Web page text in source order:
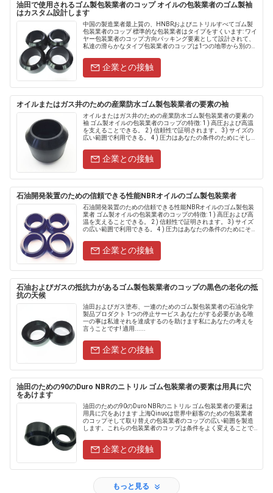
油田で使用されるゴム製包装業者のコップ オイルの包装業者のゴム製袖
はカスタム設計します
中国の製造業者最上質の、HNBRおよびニトリルすべてゴム製
包装業者のコップ 標準的な包装業者はタイプをすくいます: ワイ
ヤー包装業者のコップ:方向パッキング要素として設計されて、
私達の滑らかなタイプ包装業者のコップは1つの地帯から別のも
す。そ.....
企業との接触
オイルまたはガス井のための産業防水ゴム製包装業者の要素の袖
オイルまたはガス井のための産業防水ゴム製包装業者の要素の
袖 ゴム製オイルの包装業者のコップの特徴: 1 ) 高圧および高温
を支えることできる。 2 ) 信頼性で証明されます。 3) サイズの
広い範囲で利用できる。 4 ) 圧力はあなたの条件のためにそして
企業との接触
石油開発装置のための信頼できる性能NBRオイルのゴム製包装業者
石油開発装置のための信頼できる性能NBRオイルのゴム製包装
業者 ゴム製オイルの包装業者のコップの特徴: 1 ) 高圧および高
温を支えることできる。 2 ) 信頼性で証明されます。 3) サイズ
の広い範囲で利用できる。 4 ) 圧力はあなたの条件のためにそし
企業との接触
石油およびガスの抵抗力があるゴム製包装業者のコップの黒色の老化の抵
抗の天候
油田およびガス塗布、一連のためのゴム製包装業者の石油化学
製品プロダクト 1つの停止サービス あなたがする必要がある唯
一の事は私達それを達成するのを助けます私にあなたの考えを
言うことです! 適用......
企業との接触
油田のための90のDuro NBRのニトリル ゴム包装業者の要素は用具に穴
をあけます
油田のための90のDuro NBRのニトリル ゴム包装業者の要素は
用具に穴をあけます 上海Qinuoは世界中顧客のための包装業者
のコップそして取り替えの包装業者のコップの広い範囲を製造
します。これらの包装業者のコップは条件をよく変えることで
企業との接触
もっと見る